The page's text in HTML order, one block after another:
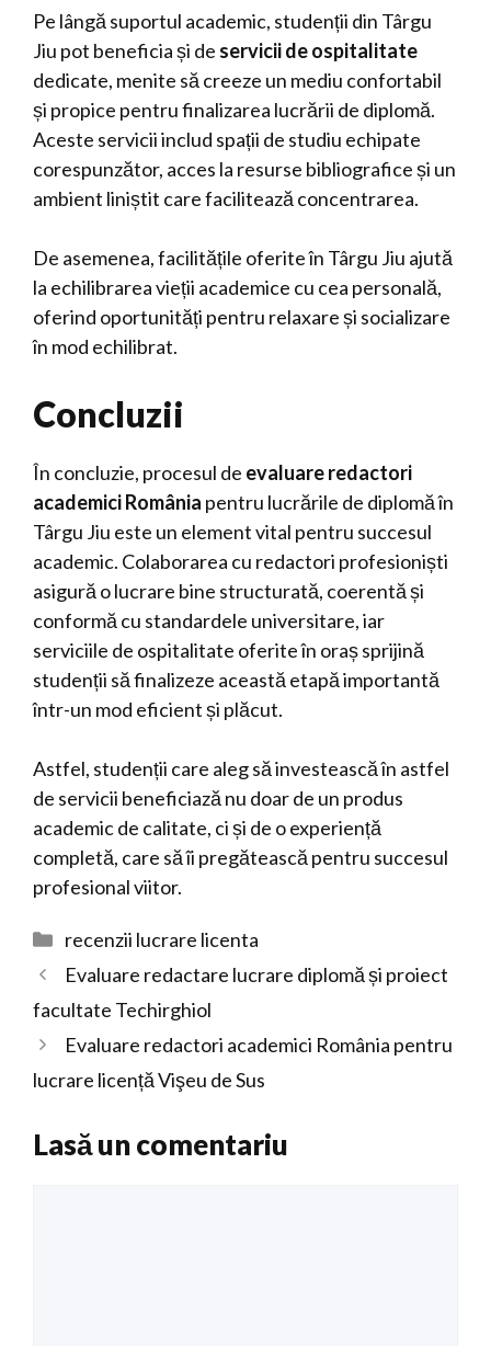
Pe lângă suportul academic, studenții din Târgu
Jiu pot beneficia și de servicii de ospitalitate
dedicate, menite să creeze un mediu confortabil
și propice pentru finalizarea lucrării de diplomă.
Aceste servicii includ spații de studiu echipate
corespunzător, acces la resurse bibliografice și un
ambient liniștit care facilitează concentrarea.
De asemenea, facilitățile oferite în Târgu Jiu ajută
la echilibrarea vieții academice cu cea personală,
oferind oportunități pentru relaxare și socializare
în mod echilibrat.
Concluzii
În concluzie, procesul de evaluare redactori
academici România pentru lucrările de diplomă în
Târgu Jiu este un element vital pentru succesul
academic. Colaborarea cu redactori profesioniști
asigură o lucrare bine structurată, coerentă și
conformă cu standardele universitare, iar
serviciile de ospitalitate oferite în oraș sprijină
studenții să finalizeze această etapă importantă
într-un mod eficient și plăcut.
Astfel, studenții care aleg să investească în astfel
de servicii beneficiază nu doar de un produs
academic de calitate, ci și de o experiență
completă, care să îi pregătească pentru succesul
profesional viitor.
Categorii
recenzii lucrare licenta
Evaluare redactare lucrare diplomă și proiect
facultate Techirghiol
Evaluare redactori academici România pentru
lucrare licență Vişeu de Sus
Lasă un comentariu